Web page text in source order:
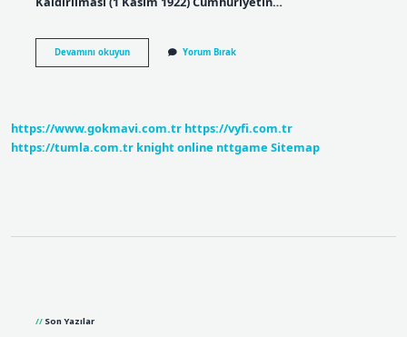
Devamını okuyunAtatürk
Döneminde
Nelerdir
Yorum Bırak
https://www.gokmavi.com.tr https://vyfi.com.tr
https://tumla.com.tr knight online nttgame Sitemap
Son Yazılar